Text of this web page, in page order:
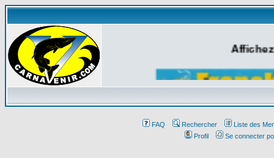
FAQ Rechercher
Liste des
Profil
Se connecter